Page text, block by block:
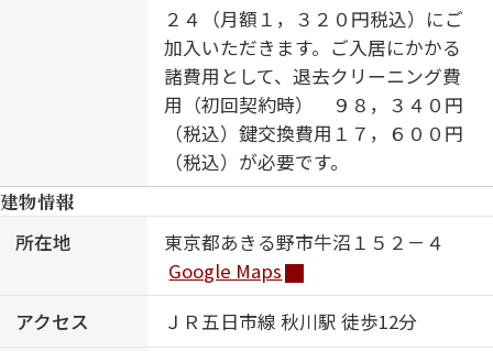
２４（月額１，３２０円税込）にご
加入いただきます。ご入居にかかる
諸費用として、退去クリーニング費
用（初回契約時） ９８，３４０円
（税込）鍵交換費用１７，６００円
（税込）が必要です。
建物情報
所在地
東京都あきる野市牛沼１５２－４
Google Maps
アクセス
ＪＲ五日市線 秋川駅 徒歩12分